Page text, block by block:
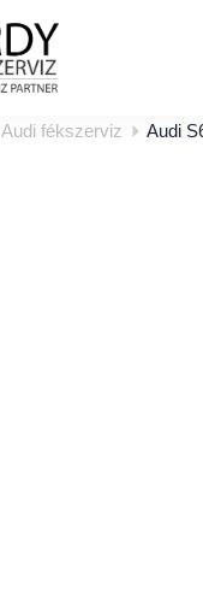
Audi fékszerviz Audi